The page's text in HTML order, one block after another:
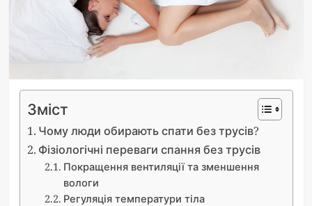
Зміст
Чому люди обирають спати без трусів?
Фізіологічні переваги спання без трусів
Покращення вентиляції та зменшення
вологи
Регуляція температури тіла